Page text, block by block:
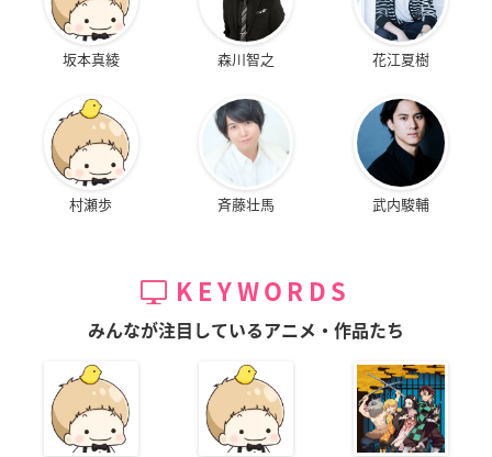
坂本真綾 森川智之 花江夏樹
村瀬歩 斉藤壮馬 武内駿輔
KEYWORDS
みんなが注目しているアニメ・作品たち